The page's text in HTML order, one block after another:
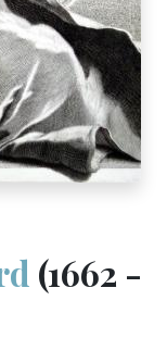
(1662 -